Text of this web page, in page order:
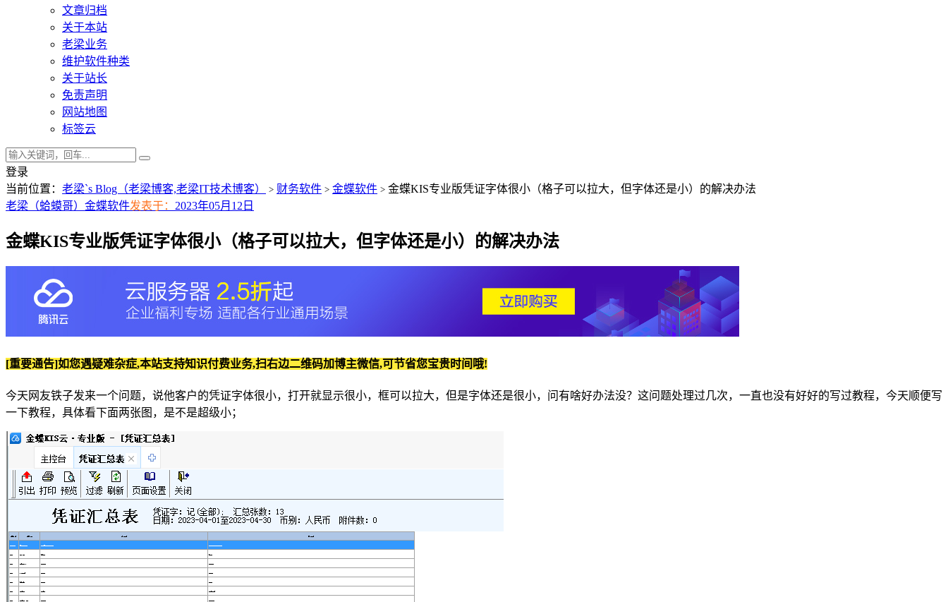
文章归档
关于本站
老梁业务
维护软件种类
关于站长
免责声明
网站地图
标签云
登录
当前位置： 老梁`s Blog（老梁博客,老梁IT技术博客） > 财务软件 > 金蝶软件 > 金蝶KIS专业版凭证字体很小（格子可以拉大，但字体还是小）的解决办法
老梁（蛤蟆哥） 金蝶软件发表于： 2023年05月12日
金蝶KIS专业版凭证字体很小（格子可以拉大，但字体还是小）的解决办法
[重要通告]如您遇疑难杂症,本站支持知识付费业务,扫右边二维码加博主微信,可节省您宝贵时间哦!
今天网友铁子发来一个问题，说他客户的凭证字体很小，打开就显示很小，框可以拉大，但是字体还是很小，问有啥好办法没？这问题处理过几次，一直也没有好好的写过教程，今天顺便写
一下教程，具体看下面两张图，是不是超级小；